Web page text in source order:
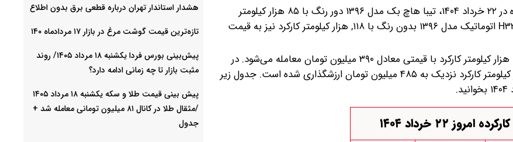
براساس قیمت خودروهای کارکرده در ۲۲ خرداد ۱۴۰۴، تیبا هاچ بک مدل ۱۳۹۶ دور رنگ با ۸۵ هزار کیلومتر
کارکرد به قیمت ۳۱۰ میلیون تومان به فروش می‌رسد. برلیانس H۳۲۰ اتوماتیک مدل ۱۳۹۶ بدون رنگ با ۱۱۸, هزار کیلومتر کارکرد نیز به قیمت
زامیاد وانت نیسان دوگانه سوز مدل ۱۳۸۶ با چند لکه رنگ و ۱۸۰ هزار کیلومتر کارکرد با قیمتی معادل ۳۹۰ میلیون تومان معامله می‌شود. در
آگهی دیگریپژو ۲۰۶ تیپ ۵ مدل ۱۳۹۳ با یک لکه رنگ و ۱۷۱ هزار کیلومتر کارکرد نزدیک به ۴۸۵ میلیون تومان ارزشگذاری شده است. جدول زیر
۲۲ خرداد ۱۴۰۴
هشدار استاندار تهران درباره قطعی برق بدون اطلاع
تازه‌ترین قیمت گوشت مرغ در بازار ۱۷ مردادماه ۱۴۰
پیش‌بینی بورس فردا یکشنبه ۱۸ مرداد ۱۴۰۵/ روند
مثبت بازار تا چه زمانی ادامه دارد؟
پیش‌ بینی قیمت طلا و سکه یکشنبه ۱۸ مرداد ۱۴۰۵
/مثقال طلا در کانال ۸۱ میلیون تومانی معامله شد +
جدول